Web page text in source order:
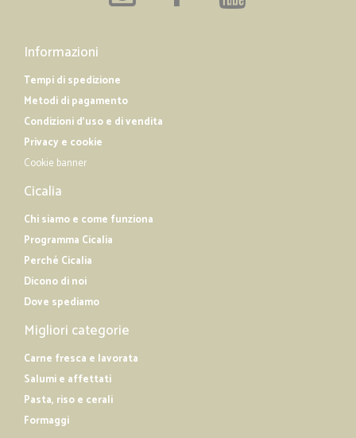
Informazioni
Tempi di spedizione
Metodi di pagamento
Condizioni d'uso e di vendita
Privacy e cookie
Cookie banner
Cicalia
Chi siamo e come funziona
Programma Cicalia
Perché Cicalia
Dicono di noi
Dove spediamo
Migliori categorie
Carne fresca e lavorata
Salumi e affettati
Pasta, riso e cerali
Formaggi